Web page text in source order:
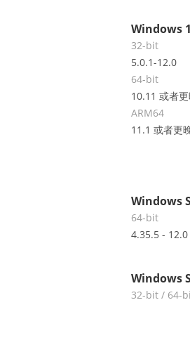
Windows
32-bit
5.0.1-12.0
64-bit
10.11 或者
ARM64
11.1 或者更
Windows
64-bit
4.35.5 - 12.0
Windows
32-bit / 64-